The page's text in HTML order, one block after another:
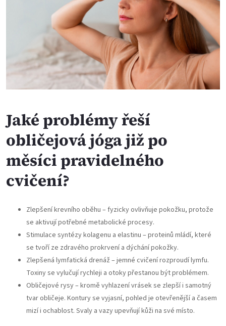
Jaké problémy řeší
obličejová jóga již po
měsíci pravidelného
cvičení?
Zlepšení krevního oběhu – fyzicky ovlivňuje pokožku, protože
se aktivují potřebné metabolické procesy.
Stimulace syntézy kolagenu a elastinu – proteinů mládí, které
se tvoří ze zdravého prokrvení a dýchání pokožky.
Zlepšená lymfatická drenáž – jemné cvičení rozproudí lymfu.
Toxiny se vylučují rychleji a otoky přestanou být problémem.
Obličejové rysy – kromě vyhlazení vrásek se zlepší i samotný
tvar obličeje. Kontury se vyjasní, pohled je otevřenější a časem
mizí i ochablost. Svaly a vazy upevňují kůži na své místo.